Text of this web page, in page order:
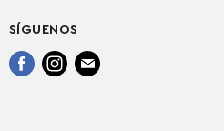
SÍGUENOS
Encuéntrenos
Encuéntrenos
Encuéntrenos